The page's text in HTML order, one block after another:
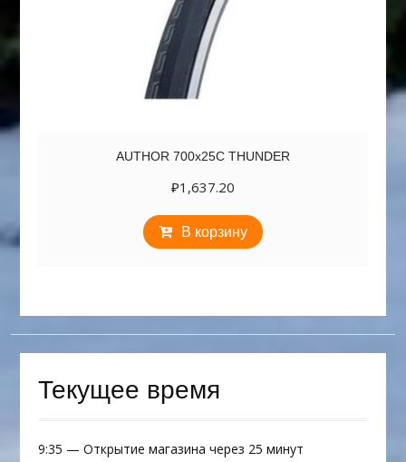
AUTHOR 700х25C THUNDER
₽1,637.20
В корзину
Текущее время
9:35 — Открытие магазина через 25 минут